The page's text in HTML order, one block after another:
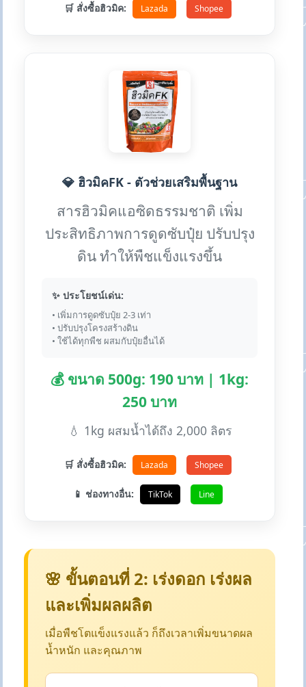
🛒 สั่งซื้อฮิวมิค: Lazada Shopee
💎 ฮิวมิคFK - ตัวช่วยเสริมพื้นฐาน
สารฮิวมิคแอซิดธรรมชาติ เพิ่ม
ประสิทธิภาพการดูดซับปุ๋ย ปรับปรุง
ดิน ทำให้พืชแข็งแรงขึ้น
✨ ประโยชน์เด่น:
• เพิ่มการดูดซับปุ๋ย 2-3 เท่า
• ปรับปรุงโครงสร้างดิน
• ใช้ได้ทุกพืช ผสมกับปุ๋ยอื่นได้
💰 ขนาด 500g: 190 บาท | 1kg:
250 บาท
💧 1kg ผสมน้ำได้ถึง 2,000 ลิตร
🛒 สั่งซื้อฮิวมิค: Lazada Shopee
📱 ช่องทางอื่น: TikTok Line
🌸 ขั้นตอนที่ 2: เร่งดอก เร่งผล
และเพิ่มผลผลิต
เมื่อพืชโตแข็งแรงแล้ว ก็ถึงเวลาเพิ่มขนาดผล
น้ำหนัก และคุณภาพ